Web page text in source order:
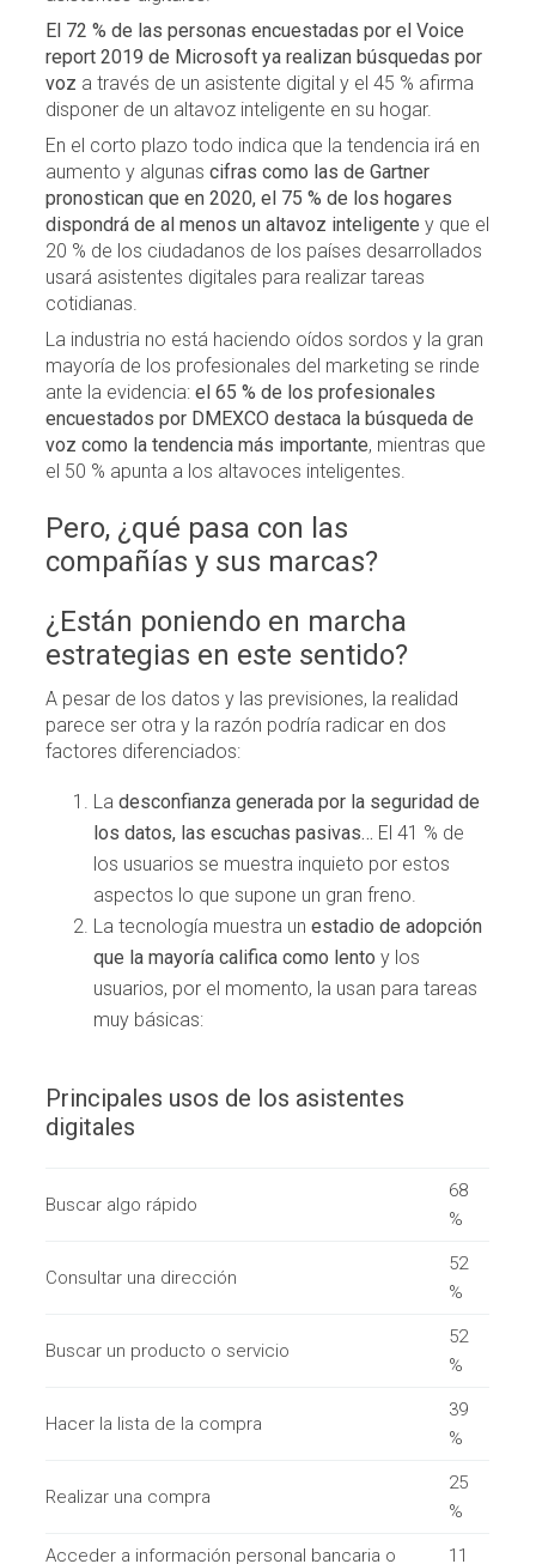
El 72 % de las personas encuestadas por el Voice
report 2019 de Microsoft ya realizan búsquedas por
voz a través de un asistente digital y el 45 % afirma
disponer de un altavoz inteligente en su hogar.
En el corto plazo todo indica que la tendencia irá en
aumento y algunascifras como las de Gartner
pronostican que en 2020, el 75 % de los hogares
dispondrá de al menos un altavoz inteligente y que el
20 % de los ciudadanos de los países desarrollados
usará asistentes digitales para realizar tareas
cotidianas.
La industria no está haciendo oídos sordos y la gran
mayoría de los profesionales del marketing se rinde
ante la evidencia:el 65 % de los profesionales
encuestados por DMEXCO destaca la búsqueda de
voz como la tendencia más importante, mientras que
el 50 % apunta a los altavoces inteligentes.
Pero, ¿qué pasa con las
compañías y sus marcas?
¿Están poniendo en marcha
estrategias en este sentido?
A pesar de los datos y las previsiones, la realidad
parece ser otra y la razón podría radicar en dos
factores diferenciados:
Ladesconfianza generada por la seguridad de
los datos, las escuchas pasivas… El 41 % de
los usuarios se muestra inquieto por estos
aspectos lo que supone un gran freno.
La tecnología muestra unestadio de adopción
que la mayoría califica como lento y los
usuarios, por el momento, la usan para tareas
muy básicas:
Principales usos de los asistentes
digitales
Buscar algo rápido
68
%
Consultar una dirección
52
%
Buscar un producto o servicio
52
%
Hacer la lista de la compra
39
%
Realizar una compra
25
%
Acceder a información personal bancaria o 11